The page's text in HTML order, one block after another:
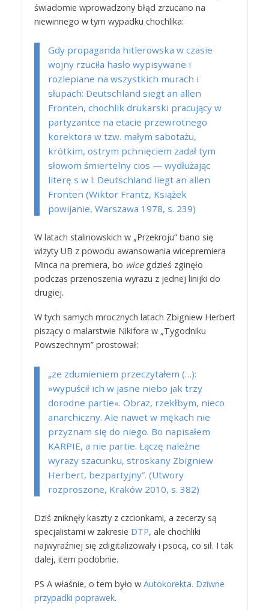
świadomie wprowadzony błąd zrzucano na
niewinnego w tym wypadku chochlika:
Gdy propaganda hitlerowska w czasie
wojny rzuciła hasło wypisywane i
rozlepiane na wszystkich murach i
słupach: Deutschland siegt an allen
Fronten, chochlik drukarski pracujący w
partyzantce na etacie przewrotnego
korektora w tzw. małym sabotażu,
krótkim, ostrym pchnięciem zadał tym
słowom śmiertelny cios — wydłużając
literęs w l: Deutschland liegt an allen
Fronten (Wiktor Frantz, Książek
powijanie, Warszawa 1978, s. 239)
W latach stalinowskich w „Przekroju” bano się
wizyty UB z powodu awansowania wicepremiera
Minca na premiera, bo wicegdzieś zginęło
podczas przenoszenia wyrazu z jednej linijki do
drugiej.
W tych samych mrocznych latach Zbigniew Herbert
piszący o malarstwie Nikifora w „Tygodniku
Powszechnym” prostował:
„ze zdumieniem przeczytałem (…):
»wypuścił ich w jasne niebo jak trzy
dorodne partie«. Obraz, rzekłbym, nieco
anarchiczny. Ale nawet w mękach nie
przyznam się do niego. Bo napisałem
KARPIE, a nie partie. Łączę należne
wyrazy szacunku, stroskany Zbigniew
Herbert, bezpartyjny”. (Utwory
rozproszone, Kraków 2010, s. 382)
Dziś zniknęły kaszty z czcionkami, a zecerzy są
specjalistami w zakresie DTP, ale chochliki
najwyraźniej się zdigitalizowały i psocą, co sił. I tak
dalej, item podobnie.
PS A właśnie, o tem było w Autokorekta. Dziwne
przypadki poprawek.